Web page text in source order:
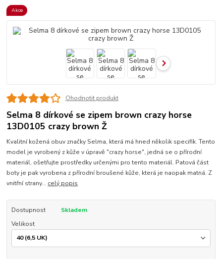
Akce
Ohodnotit produkt
Selma 8 dírkové se zipem brown crazy horse
13D0105 crazy brown Ž
Kvalitní kožená obuv značky Selma, která má hned několik specifik. Tento
model je vyrobený z kůže v úpravě "crazy horse", jedná se o přírodní
materiál, ošetřujte prostředky určenými pro tento materiál. Patová část
boty je pak vyrobena z přírodní broušené kůže, která je naopak matná. Z
vnitřní strany... celý popis
Dostupnost
Skladem
Velikost